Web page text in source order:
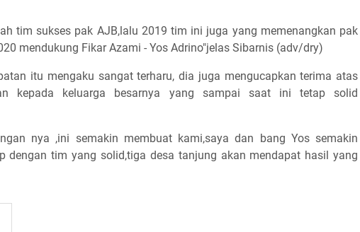
tim sukses pak AJB,lalu 2019 tim ini juga yang memenangkan pak
mendukung Fikar Azami - Yos Adrino"jelas Sibarnis (adv/dry)
itu mengaku sangat terharu, dia juga mengucapkan terima atas
kepada keluarga besarnya yang sampai saat ini tetap solid
nya ,ini semakin membuat kami,saya dan bang Yos semakin
dengan tim yang solid,tiga desa tanjung akan mendapat hasil yang